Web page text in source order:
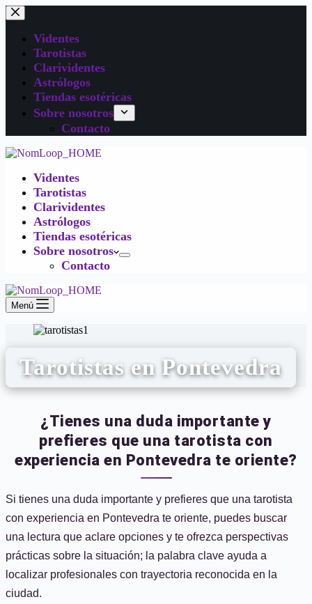
Videntes
Tarotistas
Clarividentes
Astrólogos
Tiendas esotéricas
Sobre nosotros
Contacto
Videntes
Tarotistas
Clarividentes
Astrólogos
Tiendas esotéricas
Sobre nosotros
Contacto
Menú
Tarotistas en Pontevedra
¿Tienes una duda importante y
prefieres que una tarotista con
experiencia en Pontevedra te oriente?
Si tienes una duda importante y prefieres que una tarotista
con experiencia en Pontevedra te oriente, puedes buscar
una lectura que aclare opciones y te ofrezca perspectivas
prácticas sobre la situación; la palabra clave ayuda a
localizar profesionales con trayectoria reconocida en la
ciudad.